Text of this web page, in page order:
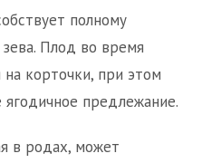
полному
Плод во время
корточки, при этом
предлежание.
в родах, может